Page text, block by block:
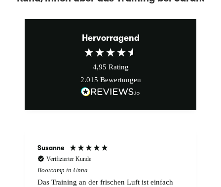
Hervorragend
4,95 Rating
2.015 Bewertungen
Susanne
Verifizierter Kunde
Bootcamp in Unna
Das Training an der frischen Luft ist einfach